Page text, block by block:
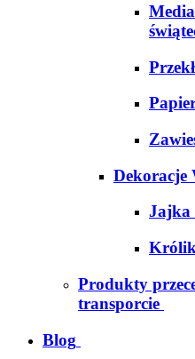
Dekoracje
Jajka
Produkty
transporcie
Blog